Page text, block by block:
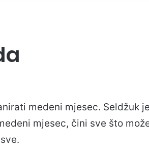
medeni mjesec. Seldžuk
mjesec, čini sve što